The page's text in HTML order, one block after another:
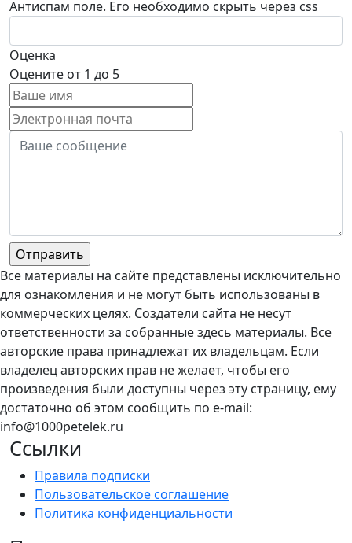
Антиспам поле. Его необходимо скрыть через css
Оценка
Оцените от 1 до 5
Все материалы на сайте представлены исключительно
для ознакомления и не могут быть использованы в
коммерческих целях. Создатели сайта не несут
ответственности за собранные здесь материалы. Все
авторские права принадлежат их владельцам. Если
владелец авторских прав не желает, чтобы его
произведения были доступны через эту страницу, ему
достаточно об этом сообщить по e-mail:
info@1000petelek.ru
Ссылки
Правила подписки
Пользовательское соглашение
Политика конфиденциальности